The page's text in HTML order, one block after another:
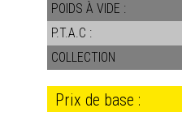
POIDS À VIDE :
P.T.A.C :
COLLECTION
Prix de base :